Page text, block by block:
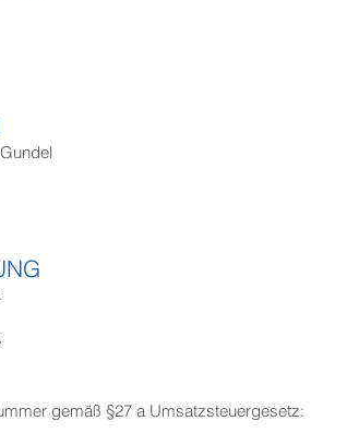
gemäß §27 a Umsatzsteuergesetz: